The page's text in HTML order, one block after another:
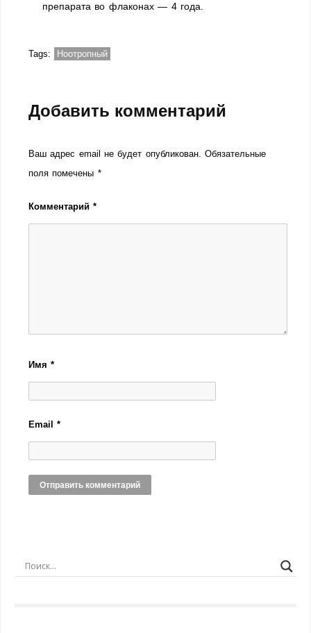
препарата во флаконах — 4 года.
Tags: Ноотропный
Добавить комментарий
Ваш адрес email не будет опубликован. Обязательные
поля помечены *
Комментарий*
Имя*
Email*